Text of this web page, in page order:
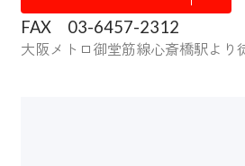
FAX 03-6457-2312
大阪メトロ御堂筋線心斎橋駅より